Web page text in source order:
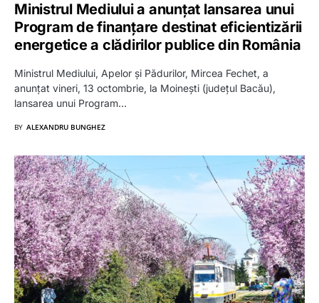
Ministrul Mediului a anunțat lansarea unui
Program de finanțare destinat eficientizării
energetice a clădirilor publice din România
Ministrul Mediului, Apelor și Pădurilor, Mircea Fechet, a
anunțat vineri, 13 octombrie, la Moinești (județul Bacău),
lansarea unui Program…
BY ALEXANDRU BUNGHEZ